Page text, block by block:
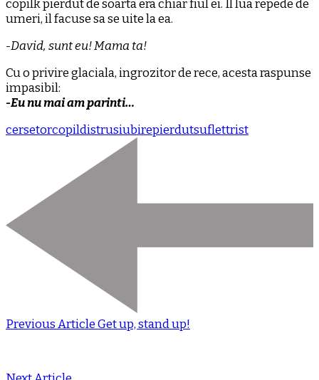
copilk pierdut de soarta era chiar fiul ei. Il lua repede de
umeri, il facuse sa se uite la ea.
-David, sunt eu! Mama ta!
Cu o privire glaciala, ingrozitor de rece, acesta raspunse
impasibil:
-Eu nu mai am parinti…
cersetorcopildistrusiubirepierdutsuflettrist
Previous ArticleGet up, stand up!